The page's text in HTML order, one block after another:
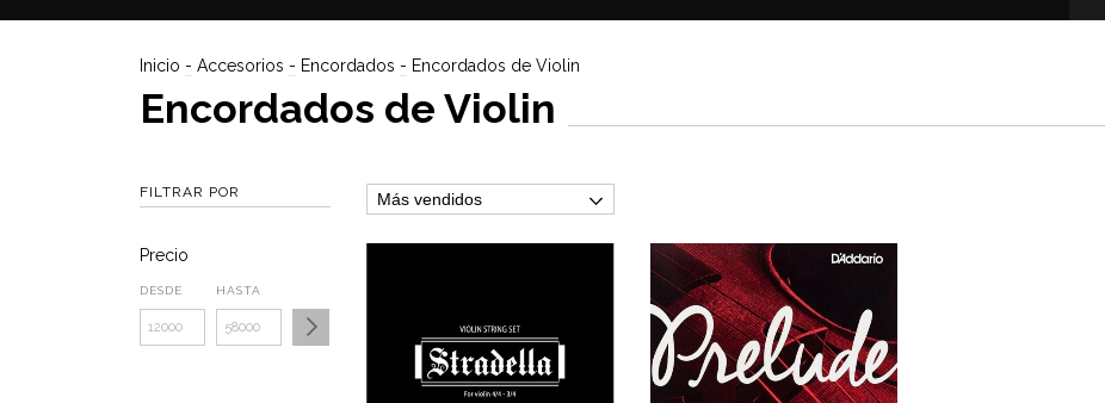
Inicio - Accesorios - Encordados - Encordados de Violin
Encordados de Violin
FILTRAR POR
Precio
DESDE HASTA